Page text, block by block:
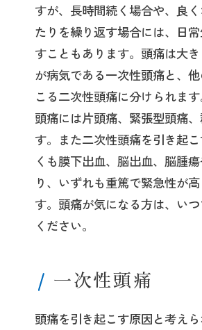
すが、長時間続く場合や、良
たりを繰り返す場合には、日
すこともあります。頭痛は大
が病気である一次性頭痛と、
こる二次性頭痛に分けられま
頭痛には片頭痛、緊張型頭痛
す。また二次性頭痛を引き起こ
くも膜下出血、脳出血、脳腫
り、いずれも重篤で緊急性が
す。頭痛が気になる方は、い
ください。
一次性頭痛
頭痛を引き起こす原因と考え